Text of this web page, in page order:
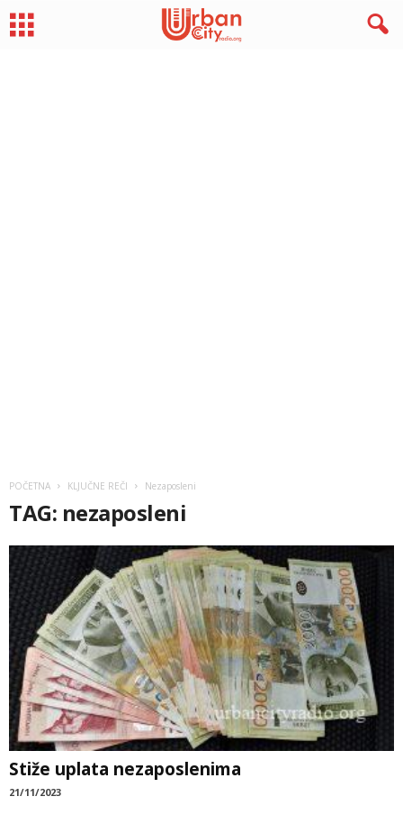
POČETNA KLJUČNE REČI Nezaposleni
TAG: nezaposleni
Stiže uplata nezaposlenima
21/11/2023